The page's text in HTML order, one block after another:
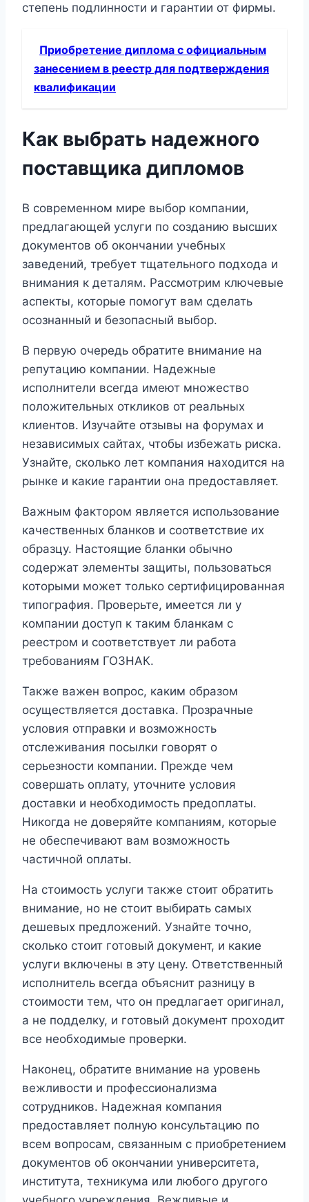
степень подлинности и гарантии от фирмы.
Приобретение диплома с официальным
занесением в реестр для подтверждения
квалификации
Как выбрать надежного
поставщика дипломов
В современном мире выбор компании,
предлагающей услуги по созданию высших
документов об окончании учебных
заведений, требует тщательного подхода и
внимания к деталям. Рассмотрим ключевые
аспекты, которые помогут вам сделать
осознанный и безопасный выбор.
В первую очередь обратите внимание на
репутацию компании. Надежные
исполнители всегда имеют множество
положительных откликов от реальных
клиентов. Изучайте отзывы на форумах и
независимых сайтах, чтобы избежать риска.
Узнайте, сколько лет компания находится на
рынке и какие гарантии она предоставляет.
Важным фактором является использование
качественных бланков и соответствие их
образцу. Настоящие бланки обычно
содержат элементы защиты, пользоваться
которыми может только сертифицированная
типография. Проверьте, имеется ли у
компании доступ к таким бланкам с
реестром и соответствует ли работа
требованиям ГОЗНАК.
Также важен вопрос, каким образом
осуществляется доставка. Прозрачные
условия отправки и возможность
отслеживания посылки говорят о
серьезности компании. Прежде чем
совершать оплату, уточните условия
доставки и необходимость предоплаты.
Никогда не доверяйте компаниям, которые
не обеспечивают вам возможность
частичной оплаты.
На стоимость услуги также стоит обратить
внимание, но не стоит выбирать самых
дешевых предложений. Узнайте точно,
сколько стоит готовый документ, и какие
услуги включены в эту цену. Ответственный
исполнитель всегда объяснит разницу в
стоимости тем, что он предлагает оригинал,
а не подделку, и готовый документ проходит
все необходимые проверки.
Наконец, обратите внимание на уровень
вежливости и профессионализма
сотрудников. Надежная компания
предоставляет полную консультацию по
всем вопросам, связанным с приобретением
документов об окончании университета,
института, техникума или любого другого